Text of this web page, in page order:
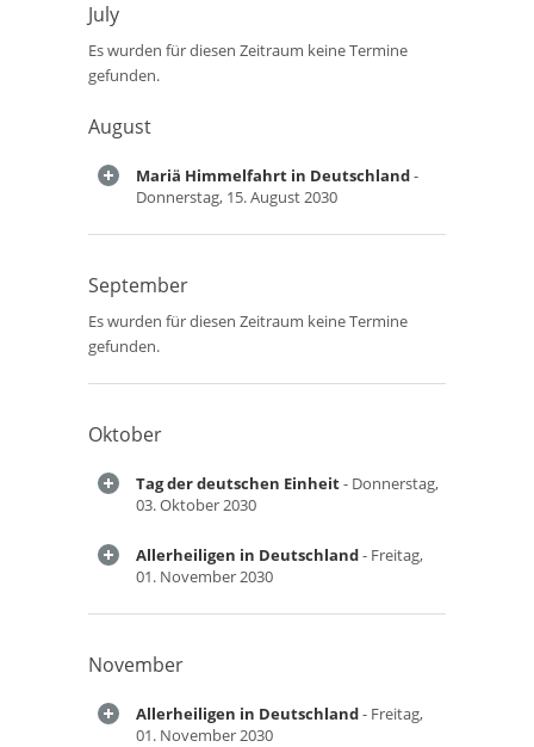
July
Es wurden für diesen Zeitraum keine Termine
gefunden.
August
Mariä Himmelfahrt in Deutschland-
Donnerstag, 15. August 2030
September
Es wurden für diesen Zeitraum keine Termine
gefunden.
Oktober
Tag der deutschen Einheit- Donnerstag,
03. Oktober 2030
Allerheiligen in Deutschland- Freitag,
01. November 2030
November
Allerheiligen in Deutschland- Freitag,
01. November 2030